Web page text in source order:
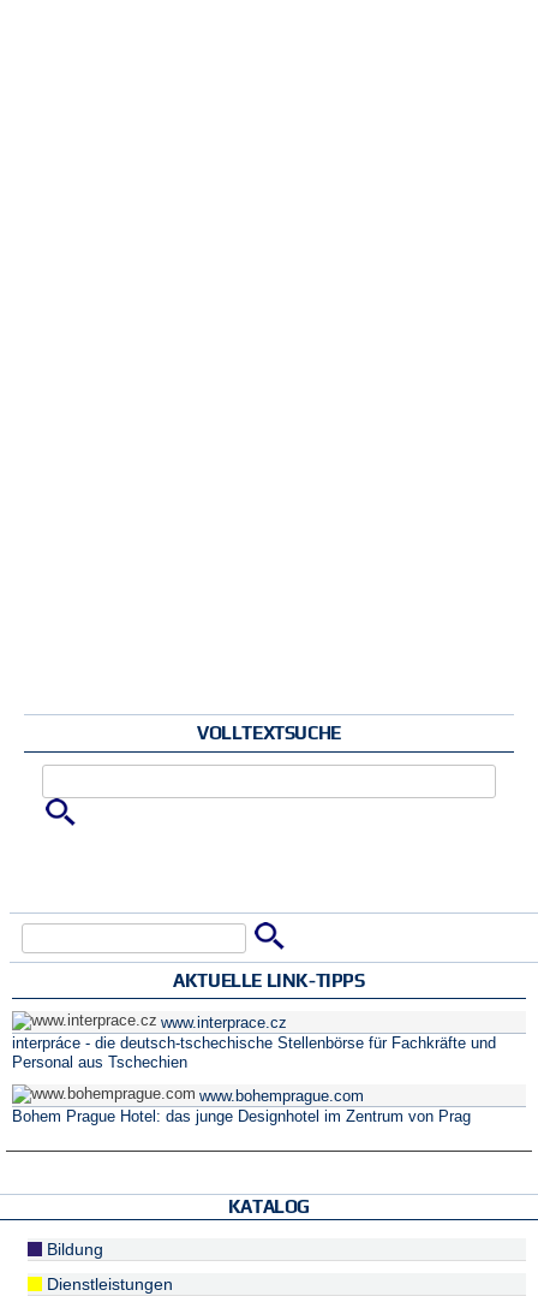
VOLLTEXTSUCHE
AKTUELLE LINK-TIPPS
www.interprace.cz
interpráce - die deutsch-tschechische Stellenbörse für Fachkräfte und
Personal aus Tschechien
www.bohemprague.com
Bohem Prague Hotel: das junge Designhotel im Zentrum von Prag
KATALOG
Bildung
Dienstleistungen